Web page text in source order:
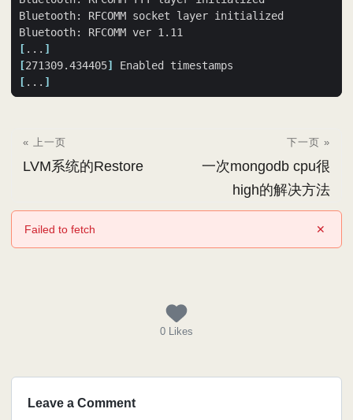
[ ... ]
[271309.434405]
[ ... ]
« 上一页
LVM系统的Restore
下一页 »
一次mongodb cpu很
high的解决方法